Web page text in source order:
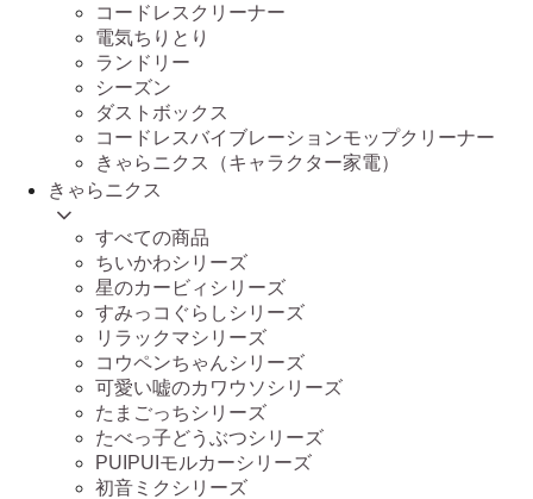
コードレスクリーナー
電気ちりとり
ランドリー
シーズン
ダストボックス
コードレスバイブレーションモップクリーナー
きゃらニクス（キャラクター家電）
きゃらニクス
すべての商品
ちいかわシリーズ
星のカービィシリーズ
すみっコぐらしシリーズ
リラックマシリーズ
コウペンちゃんシリーズ
可愛い嘘のカワウソシリーズ
たまごっちシリーズ
たべっ子どうぶつシリーズ
PUIPUIモルカーシリーズ
初音ミクシリーズ